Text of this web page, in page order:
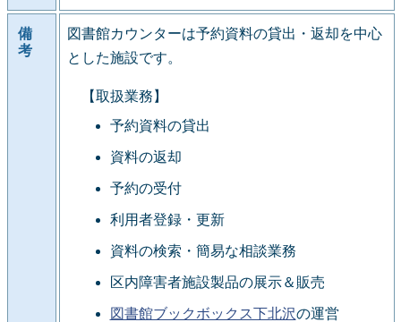
備
考
図書館カウンターは予約資料の貸出・返却を中心
とした施設です。
【取扱業務】
予約資料の貸出
資料の返却
予約の受付
利用者登録・更新
資料の検索・簡易な相談業務
区内障害者施設製品の展示＆販売
図書館ブックボックス下北沢の運営